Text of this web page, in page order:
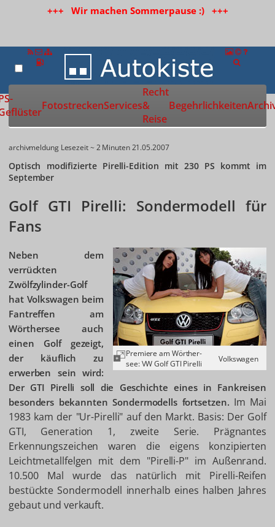
+++ Wir machen Sommerpause :) +++
Zur Startseite
FotostreckenServices
Recht
&
Reise
Begehrlichkeiten
archivmeldung Lesezeit ~ 2 Minuten21.05.2007
Optisch modifizierte Pirelli-Edition mit 230 PS kommt im
September
Golf GTI Pirelli: Sondermodell für
Fans
Premiere am Wörther-
see: VW Golf GTI Pirelli
Volkswagen
Neben dem
verrückten
Zwölfzylinder-Golf
hat Volkswagen beim
Fantreffen am
Wörthersee auch
einen Golf gezeigt,
der käuflich zu
erwerben sein wird:
Der GTI Pirelli soll die Geschichte eines in Fankreisen
besonders bekannten Sondermodells fortsetzen. Im Mai
1983 kam der "Ur-Pirelli" auf den Markt. Basis: Der Golf
GTI, Generation 1, zweite Serie. Prägnantes
Erkennungszeichen waren die eigens konzipierten
Leichtmetallfelgen mit dem "Pirelli-P" im Außenrand.
10.500 Mal wurde das natürlich mit Pirelli-Reifen
bestückte Sondermodell innerhalb eines halben Jahres
gebaut und verkauft.